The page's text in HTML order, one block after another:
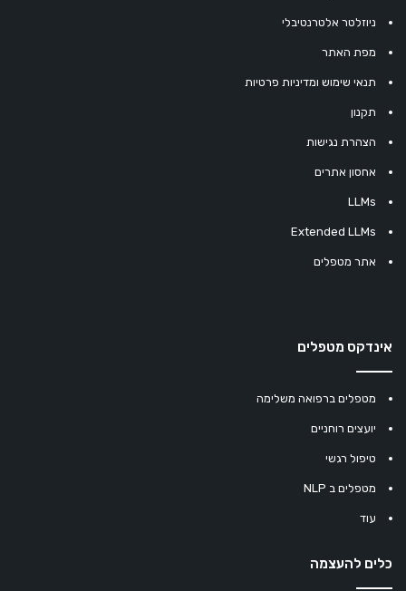
ניוזלטר אלטרנטיבלי
מפת האתר
תנאי שימוש ומדיניות פרטיות
תקנון
הצהרת נגישות
אחסון אתרים
LLMs
Extended LLMs
אתר מטפלים
אינדקס מטפלים
מטפלים ברפואה משלימה
יועצים רוחניים
טיפול רגשי
מטפלים ב NLP
עוד
כלים להעצמה